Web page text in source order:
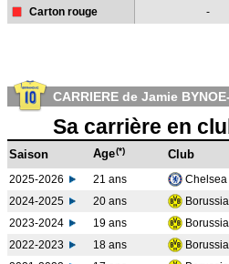
Carton rouge -
CARRIERE de Jamie
Sa carrière en
Saison Age(*) Club
2025-2026 21 ans Chelsea
2024-2025
20 ans
2023-2024
19 ans
2022-2023
18 ans